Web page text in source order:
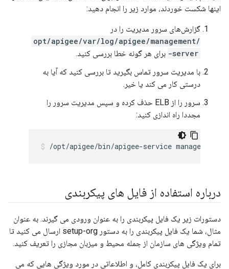
اینها شکست خوردند، موارد زیر را انجام دهید:
گزارش‌های سرور مدیریت را در
/opt/apigee/var/log/apigee/management
-server برای هر گونه خطا بررسی کنید.
با مدیریت سرور تماس بگیرید تا بررسی کنید که آیا به
درستی کار می کند یا خیر.
سرور را از ELB حذف کرده و سپس مدیریت سرور را
مجددا راه اندازی کنید:
/opt/apigee/bin/apigee-service
درباره استفاده از فایل های پیکربندی
دستورات زیر یک فایل پیکربندی را به عنوان ورودی می گیرند. به عنوان
مثال، شما یک فایل پیکربندی را به دستور setup-org ارسال می کنید تا
تمام ویژگی های سازمان از جمله محیط و میزبان مجازی را تعریف کنید.
برای یک فایل پیکربندی کامل، و اطلاعاتی در مورد ویژگی هایی که می